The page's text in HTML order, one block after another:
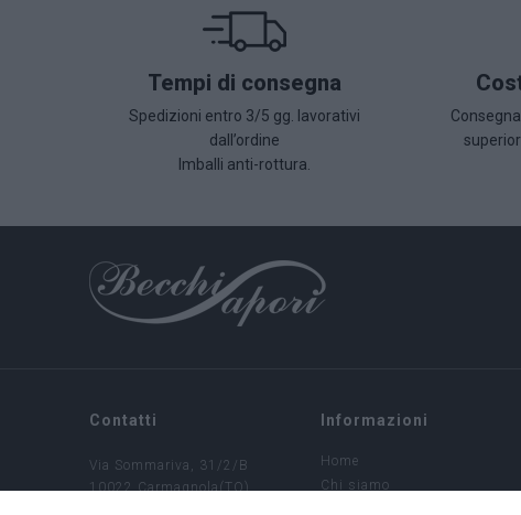
Tempi di consegna
Spedizioni entro 3/5 gg. lavorativi
dall’ordine
Imballi anti-rottura.
Contatti
Via Sommariva, 31/2/B
10022 Carmagnola(TO)
Informazioni
Home
Chi siamo